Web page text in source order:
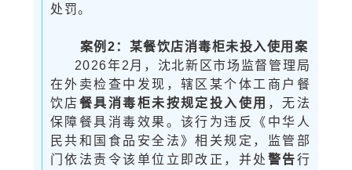
处罚。
案例 2：某餐饮店消毒柜未投入使用案
2026年2月，沈北新区市场监督管理局
在外卖检查中发现，辖区某个体工商户餐
饮店 餐具消毒柜未按规定投入使用 ，无法
保障餐具消毒效果。该行为违反《 中华人
民共和国食品安全法 》相关规定，监管部
门依法责令该单位立即改正，并处 警告行